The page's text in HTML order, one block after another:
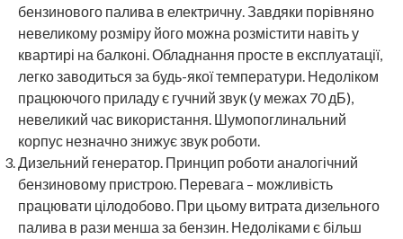
бензинового палива в електричну. Завдяки порівняно
невеликому розміру його можна розмістити навіть у
квартирі на балконі. Обладнання просте в експлуатації,
легко заводиться за будь-якої температури. Недоліком
працюючого приладу є гучний звук (у межах 70 дБ),
невеликий час використання. Шумопоглинальний
корпус незначно знижує звук роботи.
Дизельний генератор. Принцип роботи аналогічний
бензиновому пристрою. Перевага – можливість
працювати цілодобово. При цьому витрата дизельного
палива в рази менша за бензин. Недоліками є більш